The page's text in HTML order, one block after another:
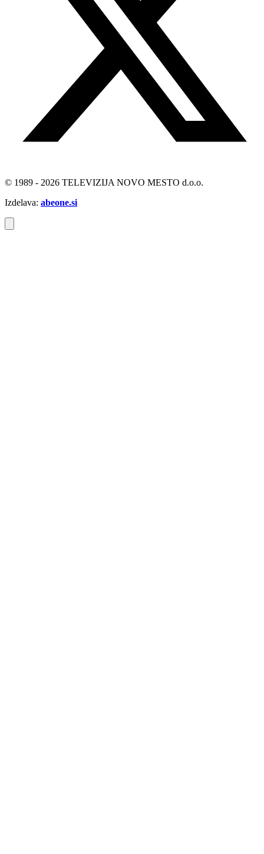
© 1989 - 2026 TELEVIZIJA NOVO MESTO d.o.o.
Izdelava: abeone.si